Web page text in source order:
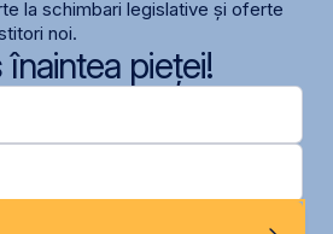
la schimbari legislative și oferte
noi.
pieței!